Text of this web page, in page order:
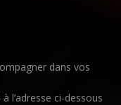
dans vos
l’adresse ci-dessous